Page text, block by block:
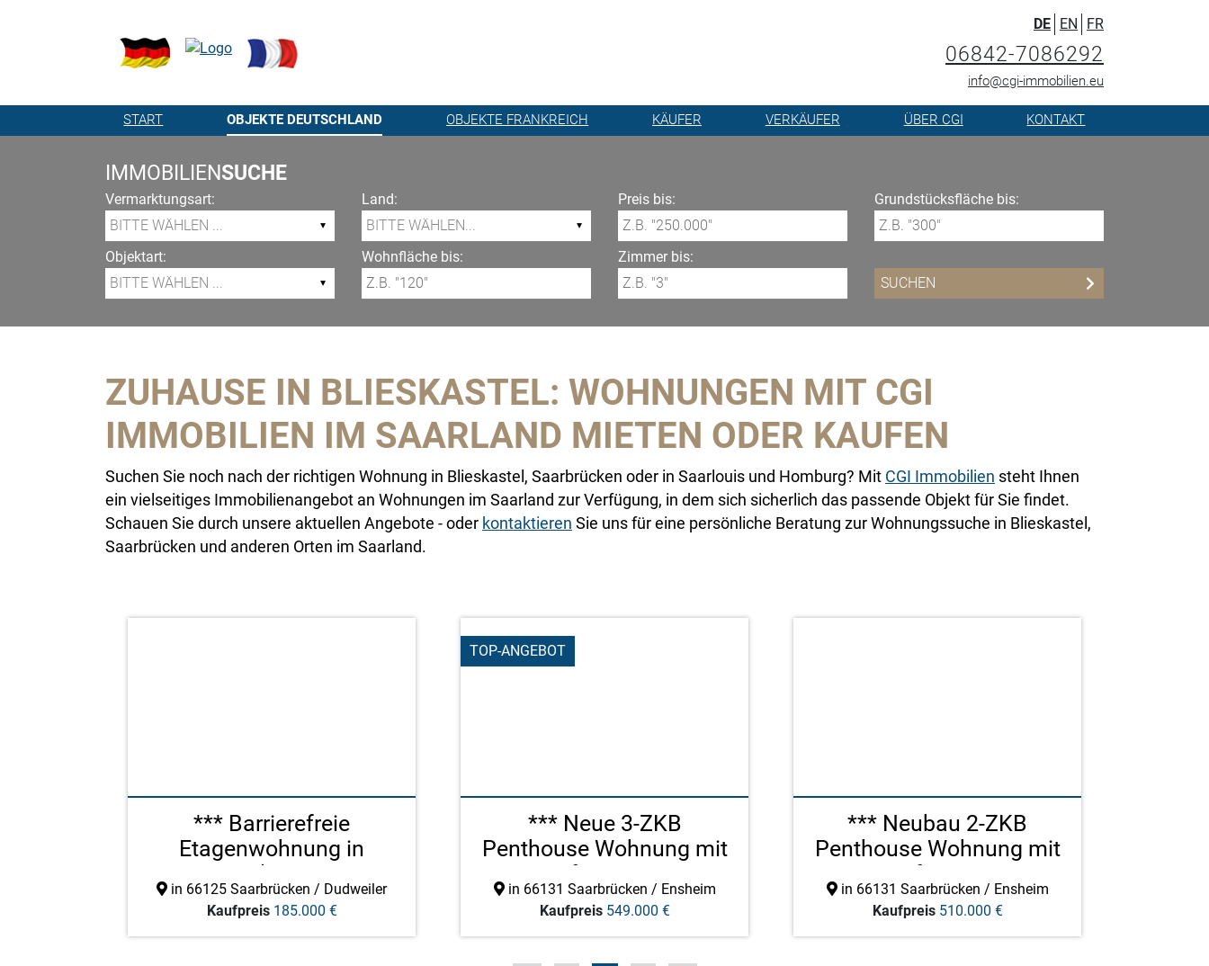
DE EN FR
06842-7086292
info@cgi-immobilien.eu
START OBJEKTE DEUTSCHLAND OBJEKTE FRANKREICH KÄUFER VERKÄUFER ÜBER CGI KONTAKT
IMMOBILIENSUCHE
Vermarktungsart: Land: Preis bis: Grundstücksfläche bis:
Objektart: Wohnfläche bis: Zimmer bis:
ZUHAUSE IN BLIESKASTEL: WOHNUNGEN MIT CGI
IMMOBILIEN IM SAARLAND MIETEN ODER KAUFEN
Suchen Sie noch nach der richtigen Wohnung in Blieskastel, Saarbrücken oder in Saarlouis und Homburg? Mit CGI Immobilien steht Ihnen
ein vielseitiges Immobilienangebot an Wohnungen im Saarland zur Verfügung, in dem sich sicherlich das passende Objekt für Sie findet.
Schauen Sie durch unsere aktuellen Angebote - oder kontaktieren Sie uns für eine persönliche Beratung zur Wohnungssuche in Blieskastel,
Saarbrücken und anderen Orten im Saarland.
*** Barrierefreie
Etagenwohnung in
zentraler Wo ...
in 66125 Saarbrücken / Dudweiler
Kaufpreis 185.000 €
TOP-ANGEBOT
*** Neue 3-ZKB
Penthouse Wohnung mit
Tiefgarage ...
in 66131 Saarbrücken / Ensheim
Kaufpreis 549.000 €
*** Neubau 2-ZKB
Penthouse Wohnung mit
Tiefgara ...
in 66131 Saarbrücken / Ensheim
Kaufpreis 510.000 €